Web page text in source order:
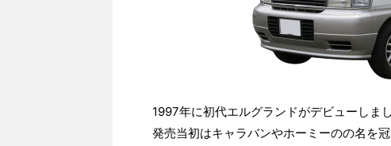
1997年に初代エルグランドがデビューしまし
発売当初はキャラバンやホーミーのの名を